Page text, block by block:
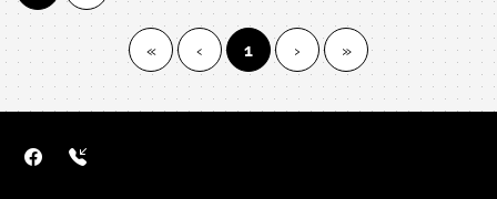
« ‹ 1(current)
› »